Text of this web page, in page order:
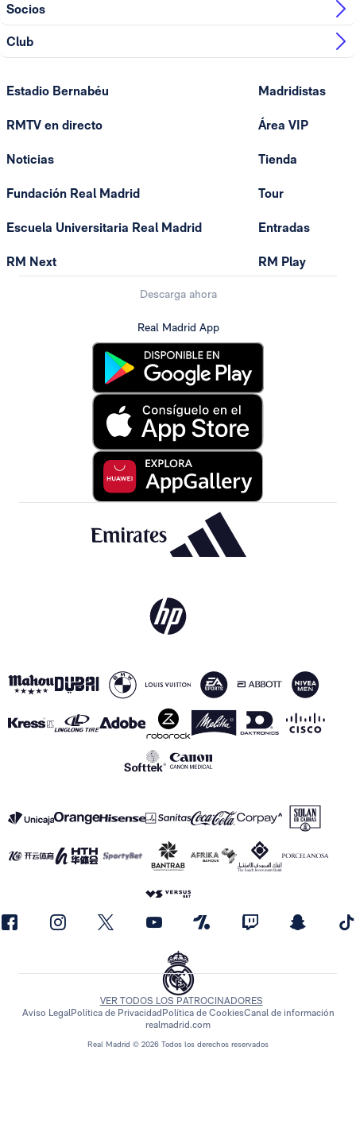
Socios
Club
Estadio Bernabéu
RMTV en directo
Noticias
Fundación Real Madrid
Escuela Universitaria Real Madrid
RM Next
Madridistas
Área VIP
Tienda
Tour
Entradas
RM Play
Descarga ahora
Real Madrid App
Real Madrid © 2026 Todos los derechos reservados
VER TODOS LOS PATROCINADORES
Aviso LegalPolítica de Privacidad Política de CookiesCanal de información
realmadrid.com